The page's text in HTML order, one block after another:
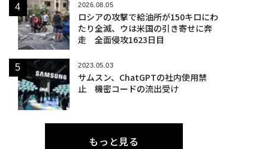
2026.08.05
ロシアの攻撃で給油所が150キロにわ
たり全滅、ウは米国の引き寄せに奔
走 全面侵攻1623日目
2023.05.03
サムスン、ChatGPTの社内使用禁
止 機密コードの流出受け
もっと見る